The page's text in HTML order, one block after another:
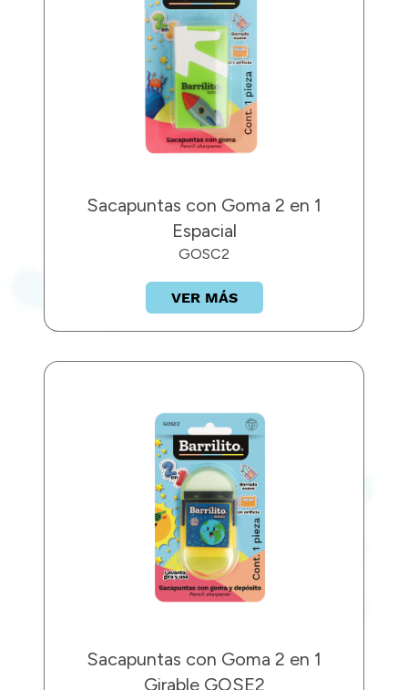
Sacapuntas con Goma 2 en 1
Espacial
GOSC2
VER MÁS
Sacapuntas con Goma 2 en 1
Girable GOSE2